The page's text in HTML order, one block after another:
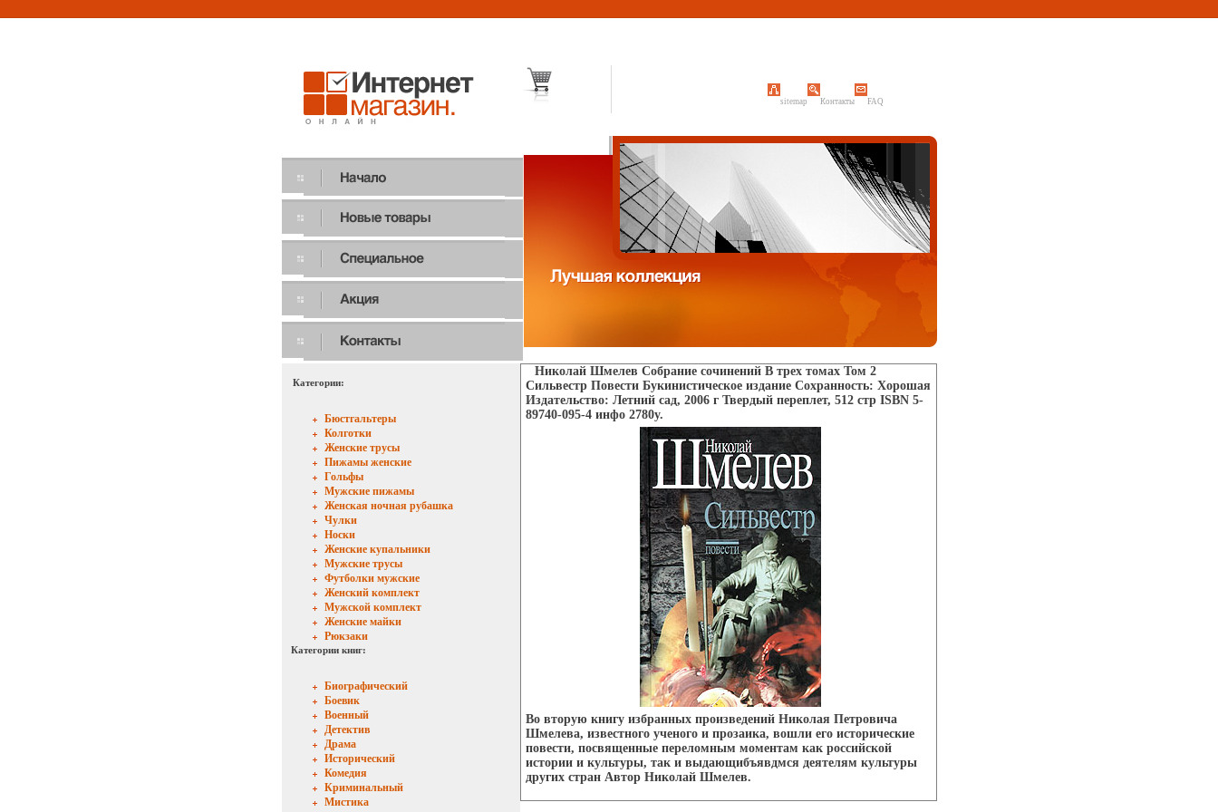
sitemap Контакты FAQ
Категории:
Бюстгальтеры
Колготки
Женские трусы
Пижамы женские
Гольфы
Мужские пижамы
Женская ночная рубашка
Чулки
Носки
Женские купальники
Мужские трусы
Футболки мужские
Женский комплект
Мужской комплект
Женские майки
Рюкзаки
Категории книг:
Биографический
Боевик
Военный
Детектив
Драма
Исторический
Комедия
Криминальный
Мистика
Николай Шмелев Собрание сочинений В трех томах Том 2
Сильвестр Повести Букинистическое издание Сохранность: Хорошая
Издательство: Летний сад, 2006 г Твердый переплет, 512 стр ISBN 5-
89740-095-4 инфо 2780y.
Во вторую книгу избранных произведений Николая Петровича
Шмелева, известного ученого и прозаика, вошли его исторические
повести, посвященные переломным моментам как российской
истории и культуры, так и выдающибъявдмся деятелям культуры
других стран Автор Николай Шмелев.